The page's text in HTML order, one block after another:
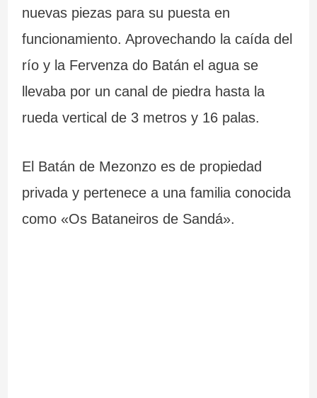
nuevas piezas para su puesta en
funcionamiento. Aprovechando la caída del
río y la Fervenza do Batán el agua se
llevaba por un canal de piedra hasta la
rueda vertical de 3 metros y 16 palas.
El Batán de Mezonzo es de propiedad
privada y pertenece a una familia conocida
como «Os Bataneiros de Sandá».